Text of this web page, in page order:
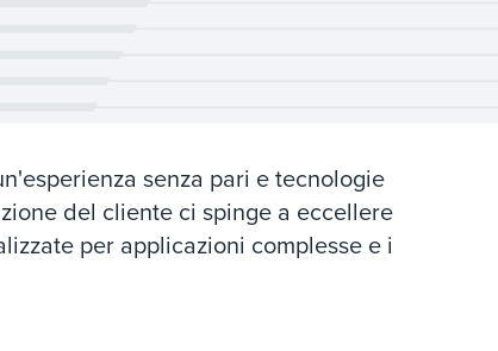
senza pari e tecnologie
del cliente ci spinge a eccellere
per applicazioni complesse e i